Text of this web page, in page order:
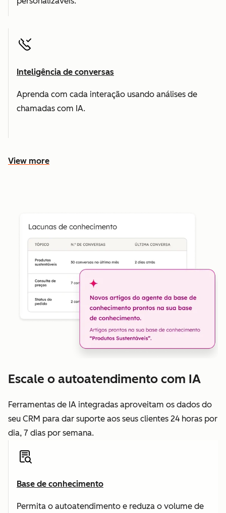
Inteligência de conversas
Aprenda com cada interação usando análises de
chamadas com IA.
View more
Escale o autoatendimento com IA
Ferramentas de IA integradas aproveitam os dados do
seu CRM para dar suporte aos seus clientes 24 horas por
dia, 7 dias por semana.
Base de conhecimento
Permita o autoatendimento e reduza o volume de